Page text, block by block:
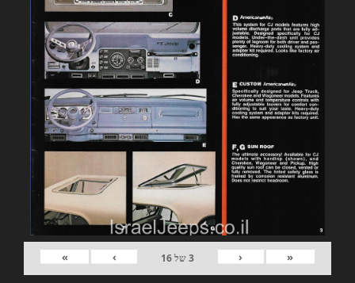
«
‹
3של16
›
»